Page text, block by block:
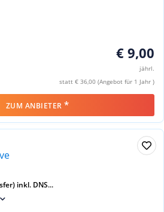
€ 9,00
jährl.
statt € 36,00 (Angebot für 1 Jahr )
ZUM ANBIETER *
inkl. DNS...